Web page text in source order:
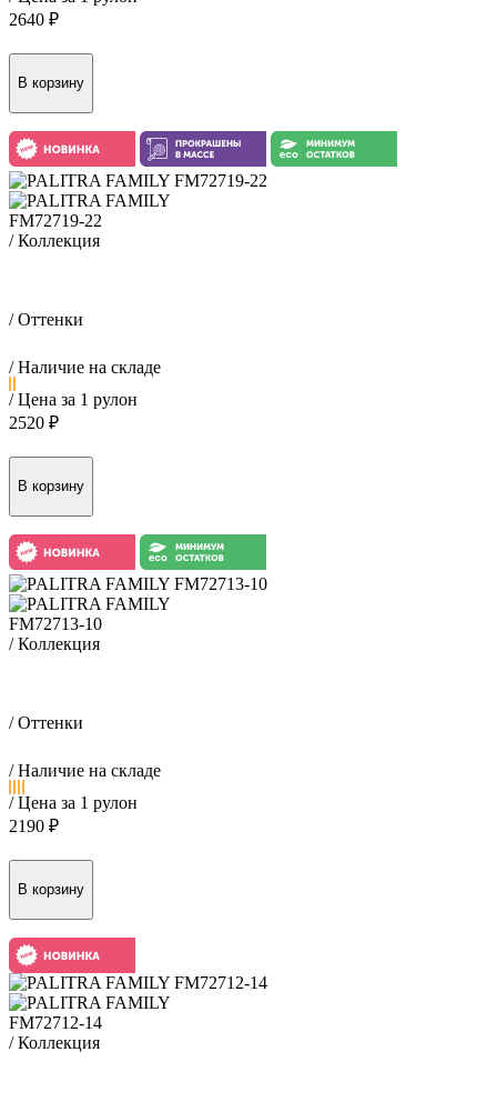
2640 ₽
FM72719-22
/ Коллекция
/ Оттенки
/ Наличие на складе
/ Цена за 1 рулон
2520 ₽
FM72713-10
/ Коллекция
/ Оттенки
/ Наличие на складе
/ Цена за 1 рулон
2190 ₽
FM72712-14
/ Коллекция